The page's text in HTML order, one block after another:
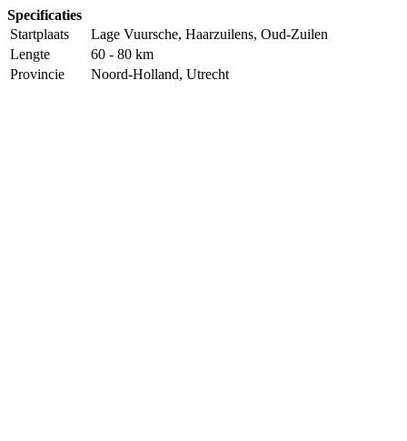
Specificaties
Startplaats
Lage Vuursche, Haarzuilens, Oud-Zuilen
Lengte
60 - 80 km
Provincie
Noord-Holland, Utrecht